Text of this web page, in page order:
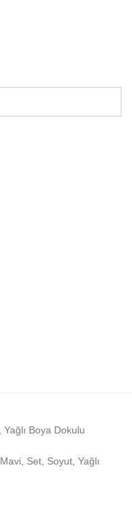
Yağlı Boya Dokulu
Mavi Set Soyut Yağlı